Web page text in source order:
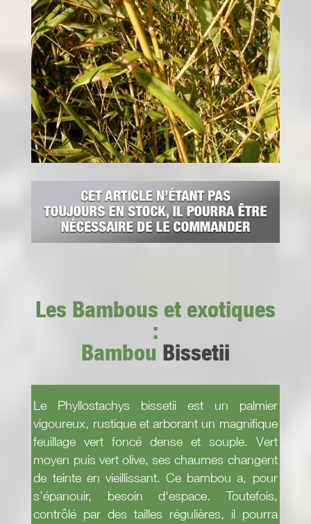
Les Bambous et exotiques
:
Bambou Bissetii
Le Phyllostachys bissetii est un palmier
vigoureux, rustique et arborant un magnifique
feuillage vert foncé dense et souple. Vert
moyen puis vert olive, ses chaumes changent
de teinte en vieillissant. Ce bambou a, pour
s’épanouir, besoin d'espace. Toutefois,
contrôlé par des tailles régulières, il pourra